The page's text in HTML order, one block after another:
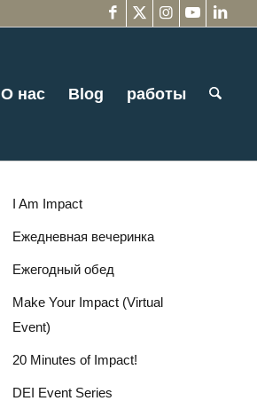
О нас Blog работы
I Am Impact
Ежедневная вечеринка
Ежегодный обед
Make Your Impact (Virtual
Event)
20 Minutes of Impact!
DEI Event Series